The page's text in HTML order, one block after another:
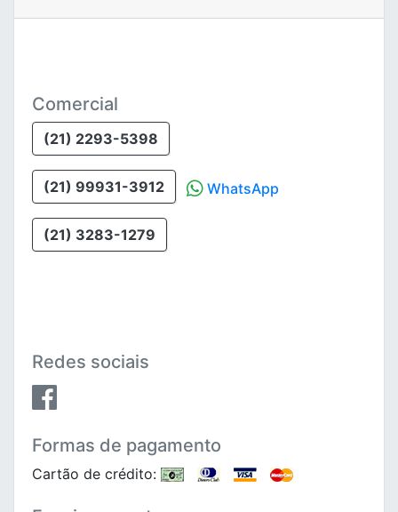
Comercial
(21) 2293-5398
(21) 99931-3912 WhatsApp
(21) 3283-1279
Redes sociais
Formas de pagamento
Cartão de crédito: